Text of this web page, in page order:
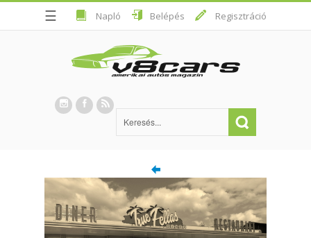
☰ Napló Belépés Regisztráció